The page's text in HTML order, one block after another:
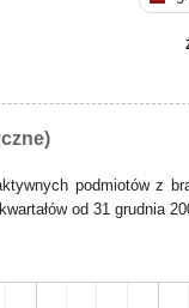
podmiotów z
od 31 grudnia